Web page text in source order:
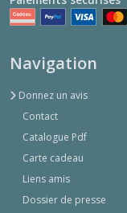
Navigation
Donnez un avis
Contact
Catalogue Pdf
Carte cadeau
Liens amis
Dossier de presse